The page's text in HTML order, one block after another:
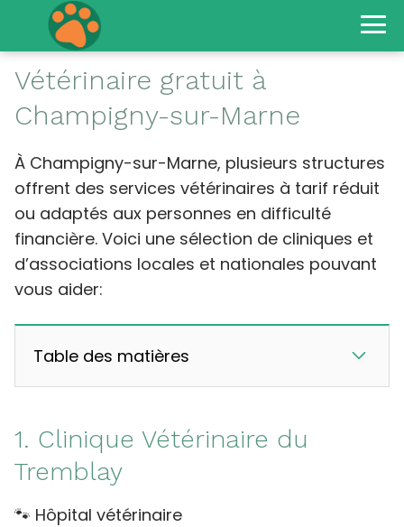
Vétérinaire gratuit à
Champigny-sur-Marne
À Champigny-sur-Marne, plusieurs structures
offrent des services vétérinaires à tarif réduit
ou adaptés aux personnes en difficulté
financière. Voici une sélection de cliniques et
d’associations locales et nationales pouvant
vous aider:
Table des matières
1. Clinique Vétérinaire du
Tremblay
🐾 Hôpital vétérinaire